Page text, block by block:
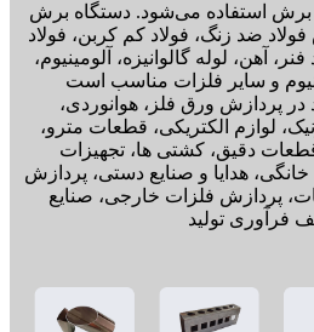
برش استفاده می‌شود. دستگاه برش
ضد زنگ، فولاد کم کربن، فولاد
آهن، لوله گالوانیزه، آلومینیوم،
در پردازش ورق فلز، هوانوردی،
لوازم الکتریکی، قطعات مترو،
دقیق، کشتی ها، تجهیزات
خانگی، هدایا و صنایع دستی، پردازش
پردازش فلزات خارجی، صنایع